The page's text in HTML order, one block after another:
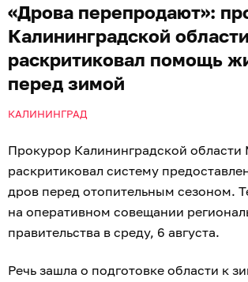
«Дрова перепродают»:
Калининградской области
раскритиковал помощь
перед зимой
КАЛИНИНГРАД
Прокурор Калининградской
раскритиковал систему
дров перед отопительным сезоном.
на оперативном совещании
правительства в среду, 6 августа.
Речь зашла о подготовке области к